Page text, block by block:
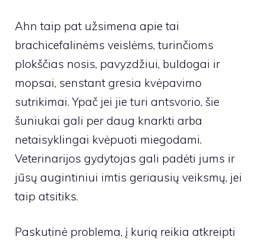
Ahn taip pat užsimena apie tai
brachicefalinėms veislėms, turinčioms
plokščias nosis, pavyzdžiui, buldogai ir
mopsai, senstant gresia kvėpavimo
sutrikimai. Ypač jei jie turi antsvorio, šie
šuniukai gali per daug knarkti arba
netaisyklingai kvėpuoti miegodami.
Veterinarijos gydytojas gali padėti jums ir
jūsų augintiniui imtis geriausių veiksmų, jei
taip atsitiks.
Paskutinė problema, į kurią reikia atkreipti